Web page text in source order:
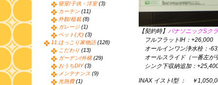
【契約時】 パナソニックSク
フルフラットIH：+26,000
オールインワン浄水栓：-
オールスライド（一番左が
シンク下収納追加：
INAX イストI型 ： ￥
寝室/子供・洋室(3)
カーテン (11)
外観/植栽(8)
ガレージ (1)
ペット(犬) (3)
11.ほっこり家物語(128)
こだわり (13)
ガーデン/外構(29)
おうちDIY(3)
メンテナンス (9)
光熱費(1)